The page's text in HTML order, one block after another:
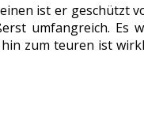
ist er geschützt
umfangreich. Es
zum teuren ist